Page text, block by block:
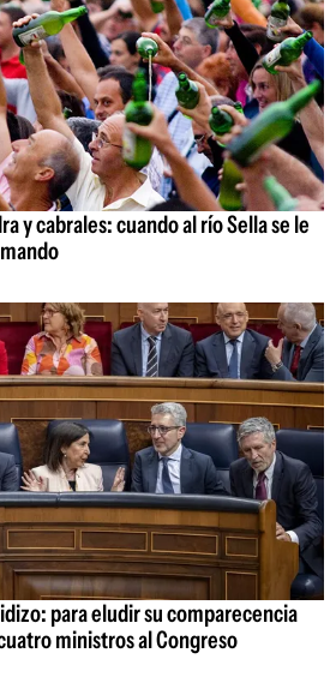
y cabrales: cuando al río Sella se le
para eludir su comparecencia
ministros al Congreso